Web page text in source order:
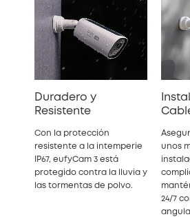
Duradero y
Resistente
Con la protección
resistente a la intemperie
IP67, eufyCam 3 está
protegido contra la lluvia y
las tormentas de polvo.
unos
24/7